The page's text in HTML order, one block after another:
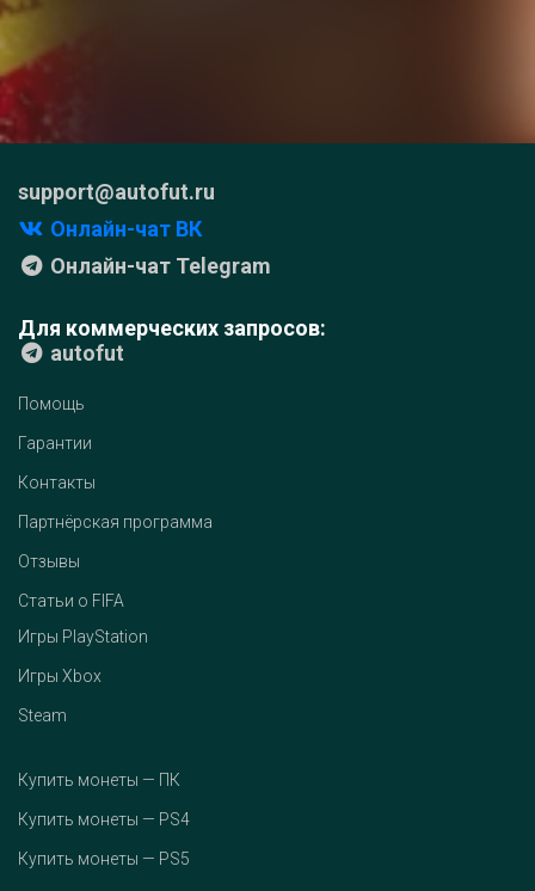
support@autofut.ru
Онлайн-чат ВК
Онлайн-чат Telegram
Для коммерческих запросов:
autofut
Помощь
Гарантии
Контакты
Партнёрская программа
Отзывы
Статьи о FIFA
Игры PlayStation
Игры Xbox
Steam
Купить монеты — ПК
Купить монеты — PS4
Купить монеты — PS5